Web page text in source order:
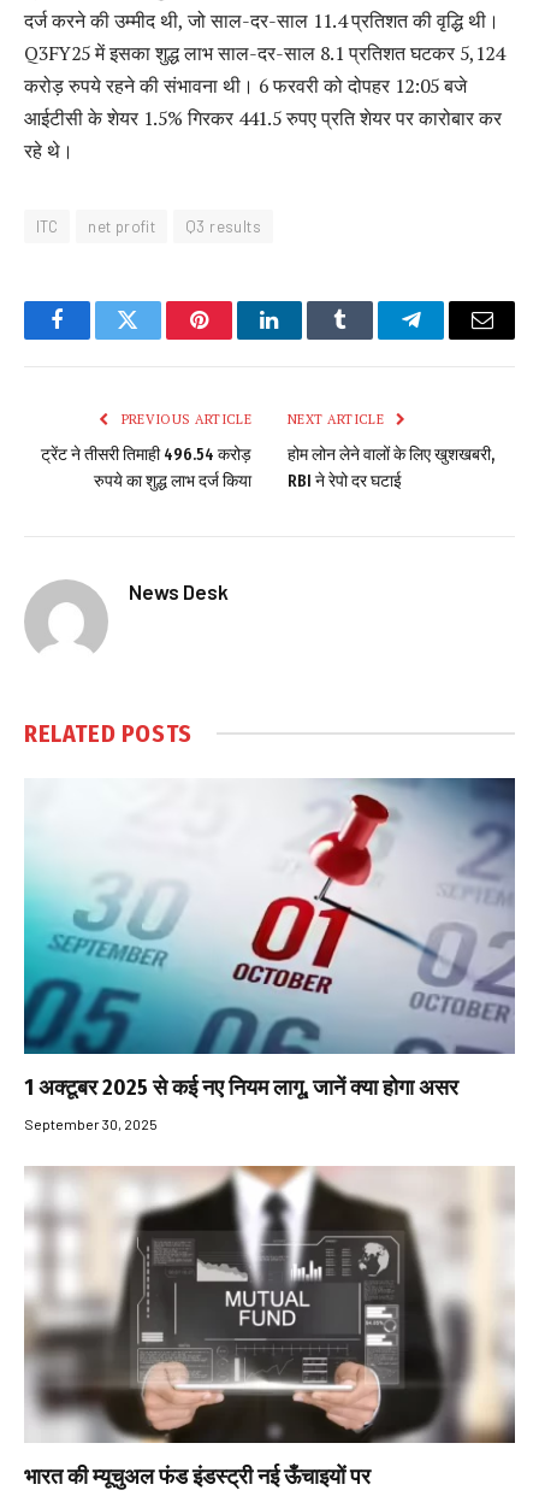
दर्ज करने की उम्मीद थी, जो साल-दर-साल 11.4 प्रतिशत की वृद्धि थी।
Q3FY25 में इसका शुद्ध लाभ साल-दर-साल 8.1 प्रतिशत घटकर 5,124
करोड़ रुपये रहने की संभावना थी। 6 फरवरी को दोपहर 12:05 बजे
आईटीसी के शेयर 1.5% गिरकर 441.5 रुपए प्रति शेयर पर कारोबार कर
रहे थे।
ITC net profit Q3 results
FacebookTwitter PinterestLinkedInTumblr TelegramEmail
PREVIOUS ARTICLE
ट्रेंट ने तीसरी तिमाही 496.54 करोड़
रुपये का शुद्ध लाभ दर्ज किया
NEXT ARTICLE
होम लोन लेने वालों के लिए खुशखबरी,
RBI ने रेपो दर घटाई
News Desk
RELATED POSTS
1 अक्टूबर 2025 से कई नए नियम लागू, जानें क्या होगा असर
September 30, 2025
भारत की म्यूचुअल फंड इंडस्ट्री नई ऊँचाइयों पर